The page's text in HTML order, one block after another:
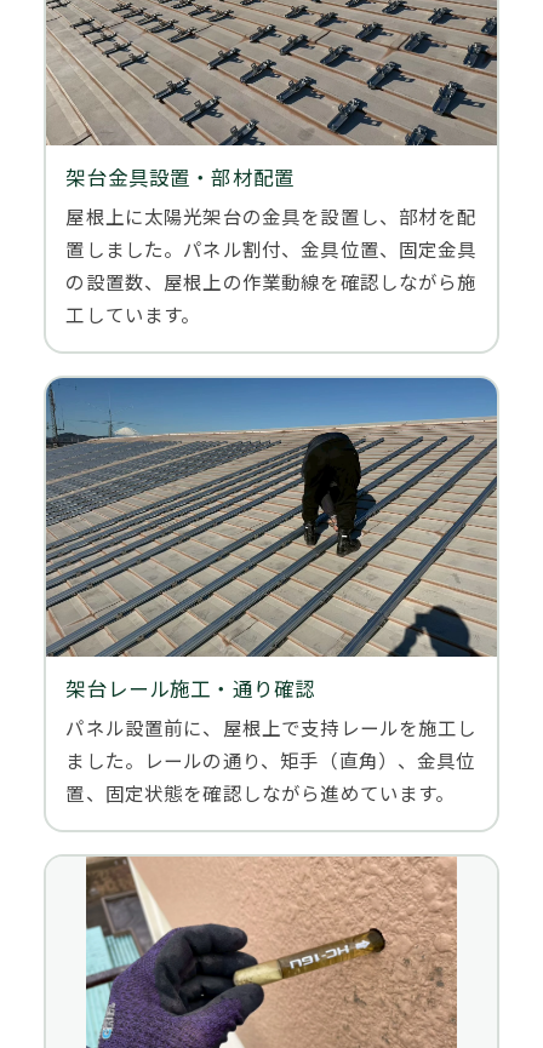
架台金具設置・部材配置
屋根上に太陽光架台の金具を設置し、部材を配
置しました。パネル割付、金具位置、固定金具
の設置数、屋根上の作業動線を確認しながら施
工しています。
架台レール施工・通り確認
パネル設置前に、屋根上で支持レールを施工し
ました。レールの通り、矩手（直角）、金具位
置、固定状態を確認しながら進めています。